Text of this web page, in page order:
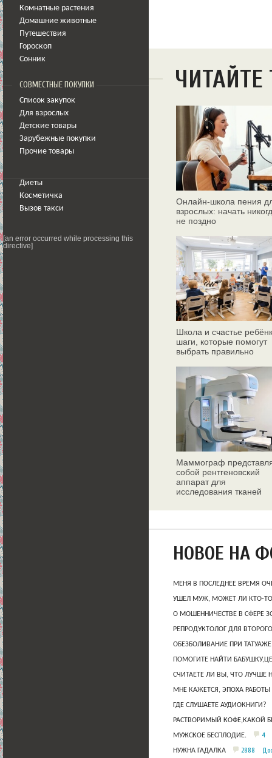
Комнатные растения
Домашние животные
Путешествия
Гороскоп
Сонник
СОВМЕСТНЫЕ ПОКУПКИ
Список закупок
Для взрослых
Детские товары
Зарубежные покупки
Прочие товары
Диеты
Косметичка
Вызов такси
[an error occurred while processing this
directive]
Онлайн‑школа пения
взрослых: начать
не поздно
Школа и счастье
шаги, которые помогут
выбрать правильно
Маммограф
собой рентгеновский
аппарат для
исследования тканей
НОВОЕ НА
МЕНЯ В ПОСЛЕДНЕЕ ВРЕМЯ
УШЕЛ МУЖ, МОЖЕТ ЛИ КТО-ТО
О МОШЕННИЧЕСТВЕ В СФЕРЕ
РЕПРОДУКТОЛОГ ДЛЯ
ОБЕЗБОЛИВАНИЕ ПРИ
ПОМОГИТЕ НАЙТИ
СЧИТАЕТЕ ЛИ ВЫ, ЧТО ЛУЧШЕ
МНЕ КАЖЕТСЯ, ЭПОХА
ГДЕ СЛУШАЕТЕ АУДИОКНИГИ?
РАСТВОРИМЫЙ КОФЕ,КАКОЙ
МУЖСКОЕ БЕСПЛОДИЕ. 4
НУЖНА ГАДАЛКА 2888